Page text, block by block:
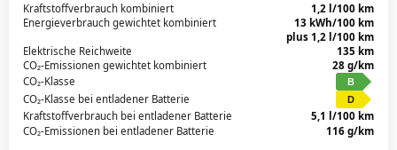
Kraftstoffverbrauch kombiniert
1,2 l/100 km
Energieverbrauch gewichtet kombiniert
13 kWh/100 km
plus 1,2 l/100 km
Elektrische Reichweite
135 km
CO₂-Emissionen gewichtet kombiniert
28 g/km
CO₂-Klasse
B
CO₂-Klasse bei entladener Batterie D
Kraftstoffverbrauch bei entladener Batterie
5,1 l/100 km
CO₂-Emissionen bei entladener Batterie
116 g/km